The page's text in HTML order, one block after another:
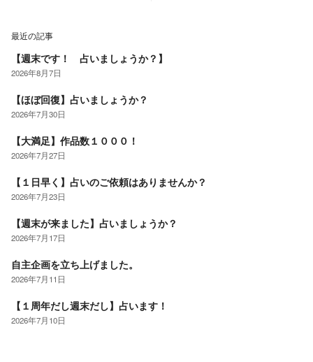
最近の記事
【週末です！ 占いましょうか？】
2026年8月7日
【ほぼ回復】占いましょうか？
2026年7月30日
【大満足】作品数１０００！
2026年7月27日
【１日早く】占いのご依頼はありませんか？
2026年7月23日
【週末が来ました】占いましょうか？
2026年7月17日
自主企画を立ち上げました。
2026年7月11日
【１周年だし週末だし】占います！
2026年7月10日